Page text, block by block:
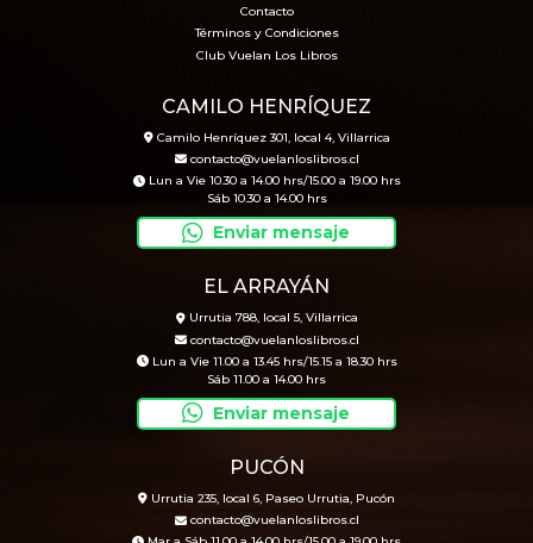
Contacto
Términos y Condiciones
Club Vuelan Los Libros
CAMILO HENRÍQUEZ
Camilo Henríquez 301, local 4, Villarrica
contacto@vuelanloslibros.cl
Lun a Vie 10.30 a 14.00 hrs/15.00 a 19.00 hrs
Sáb 10.30 a 14.00 hrs
Enviar mensaje
EL ARRAYÁN
Urrutia 788, local 5, Villarrica
contacto@vuelanloslibros.cl
Lun a Vie 11.00 a 13.45 hrs/15.15 a 18.30 hrs
Sáb 11.00 a 14.00 hrs
Enviar mensaje
PUCÓN
Urrutia 235, local 6, Paseo Urrutia, Pucón
contacto@vuelanloslibros.cl